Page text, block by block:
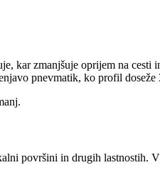
kar zmanjšuje oprijem na
pnevmatik, ko profil doseže
površini in drugih lastnostih.